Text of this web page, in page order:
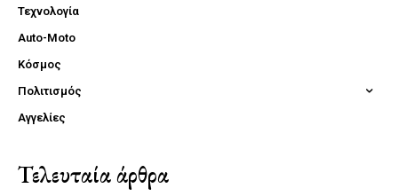
Τεχνολογία
Auto-Moto
Κόσμος
Πολιτισμός
Αγγελίες
Τελευταία άρθρα